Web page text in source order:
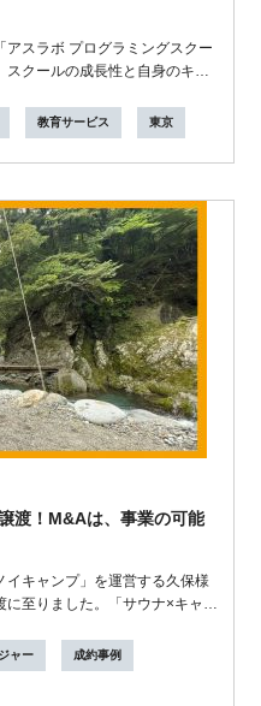
スラボ プログラミングスクー
クールの成長性と自身のキャ
教育サービス 東京
渡！M&Aは、事業の可能
キャンプ」を運営する久保様
至りました。「サウナ×キャン
ャー 成約事例